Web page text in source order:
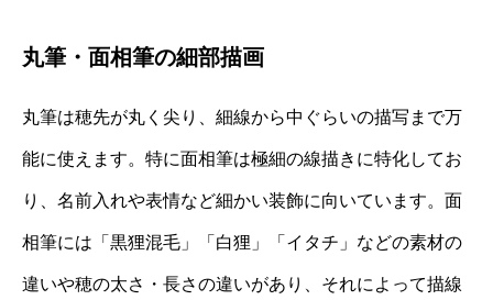
丸筆・面相筆の細部描画
丸筆は穂先が丸く尖り、細線から中ぐらいの描写まで万
能に使えます。特に面相筆は極細の線描きに特化してお
り、名前入れや表情など細かい装飾に向いています。面
相筆には「黒狸混毛」「白狸」「イタチ」などの素材の
違いや穂の太さ・長さの違いがあり、それによって描線